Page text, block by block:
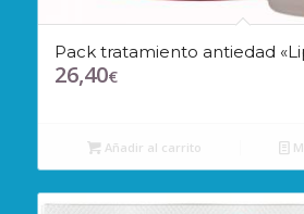
Pack tratamiento antiedad
26,40€
Añadir al carrito